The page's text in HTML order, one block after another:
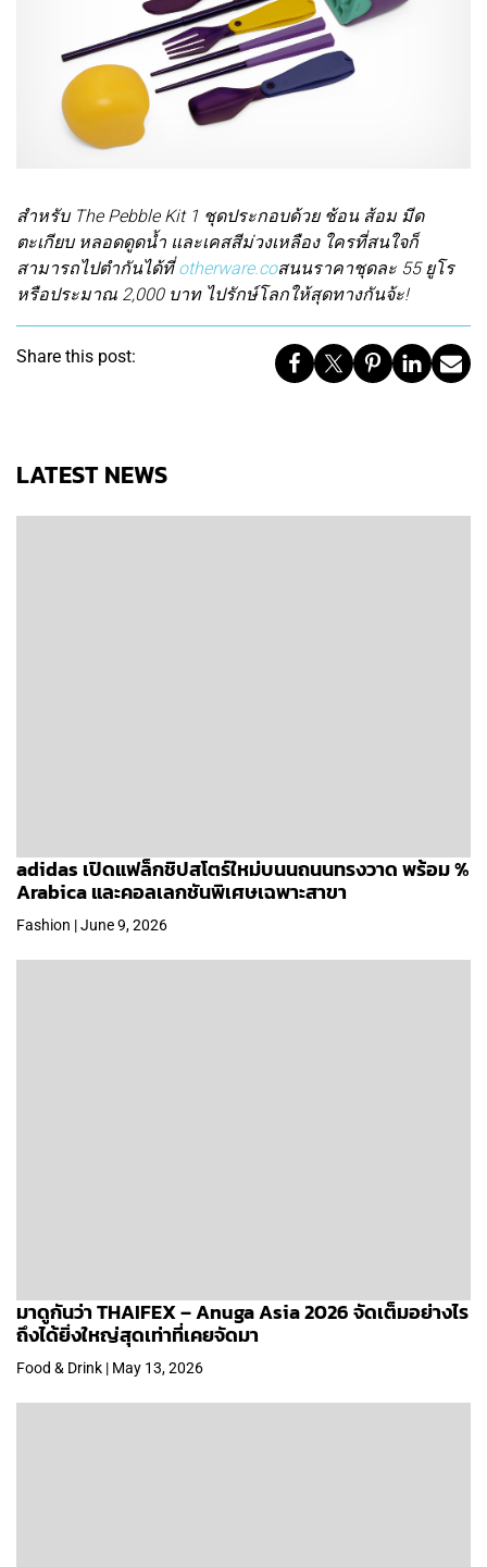
สำหรับ The Pebble Kit 1 ชุดประกอบด้วย ช้อน ส้อม มีด
ตะเกียบ หลอดดูดน้ำ และเคสสีม่วงเหลือง ใครที่สนใจก็
สามารถไปตำกันได้ที่otherware.coสนนราคาชุดละ 55 ยูโร
หรือประมาณ 2,000 บาท ไปรักษ์โลกให้สุดทางกันจ้ะ!
Share this post:
LATEST NEWS
adidas เปิดแฟล็กชิปสโตร์ใหม่บนนถนนทรงวาด พร้อม %
Arabica และคอลเลกชันพิเศษเฉพาะสาขา
Fashion | June 9, 2026
มาดูกันว่า THAIFEX – Anuga Asia 2026 จัดเต็มอย่างไร
ถึงได้ยิ่งใหญ่สุดเท่าที่เคยจัดมา
Food & Drink | May 13, 2026